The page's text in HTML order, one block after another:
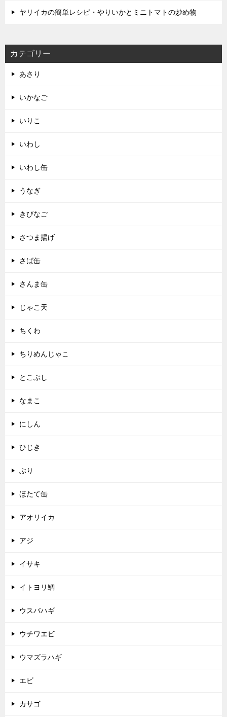
ヤリイカの簡単レシピ・やりいかとミニトマトの炒め物
カテゴリー
あさり
いかなご
いりこ
いわし
いわし缶
うなぎ
きびなご
さつま揚げ
さば缶
さんま缶
じゃこ天
ちくわ
ちりめんじゃこ
とこぶし
なまこ
にしん
ひじき
ぶり
ほたて缶
アオリイカ
アジ
イサキ
イトヨリ鯛
ウスバハギ
ウチワエビ
ウマズラハギ
エビ
カサゴ